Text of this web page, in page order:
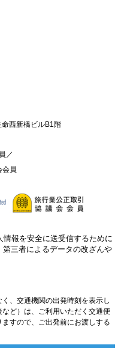
西新橋ビルB1階
／
会員
情報を安全に送受信するために
三者によるデータの改ざんや
、交通機関の出発時刻を表示し
ど）は、ご利用いただく交通便
すので、ご出発前にお渡しする